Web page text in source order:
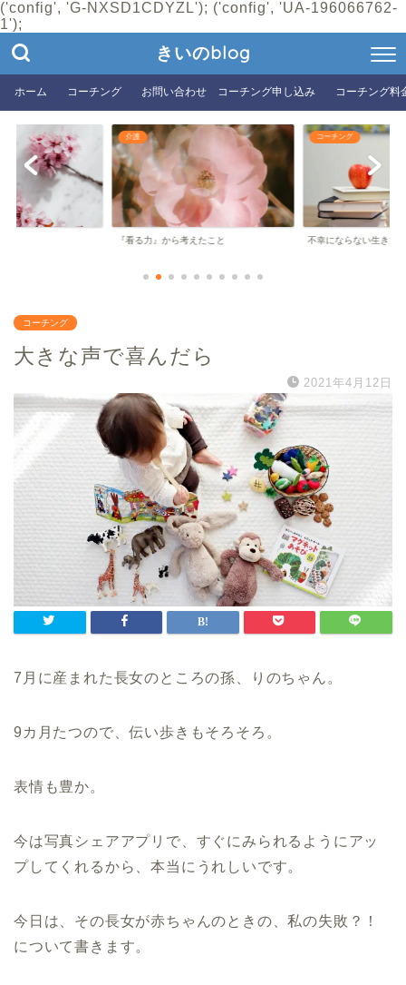
('config', 'G-NXSD1CDYZL'); ('config', 'UA-196066762-
1');
きいのblog
ホーム コーチング お問い合わせ コーチング申し込み コーチング料
介護
『看る力』から考えたこと
コーチング
不幸にならない生き方
コーチング
大きな声で喜んだら
2021年4月12日
7月に産まれた長女のところの孫、りのちゃん。
9カ月たつので、伝い歩きもそろそろ。
表情も豊か。
今は写真シェアアプリで、すぐにみられるようにアッ
プしてくれるから、本当にうれしいです。
今日は、その長女が赤ちゃんのときの、私の失敗？！
について書きます。